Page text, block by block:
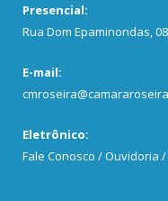
Presencial:
Rua Dom Epaminondas,
E-mail:
Eletrônico:
Fale Conosco / Ouvidoria /